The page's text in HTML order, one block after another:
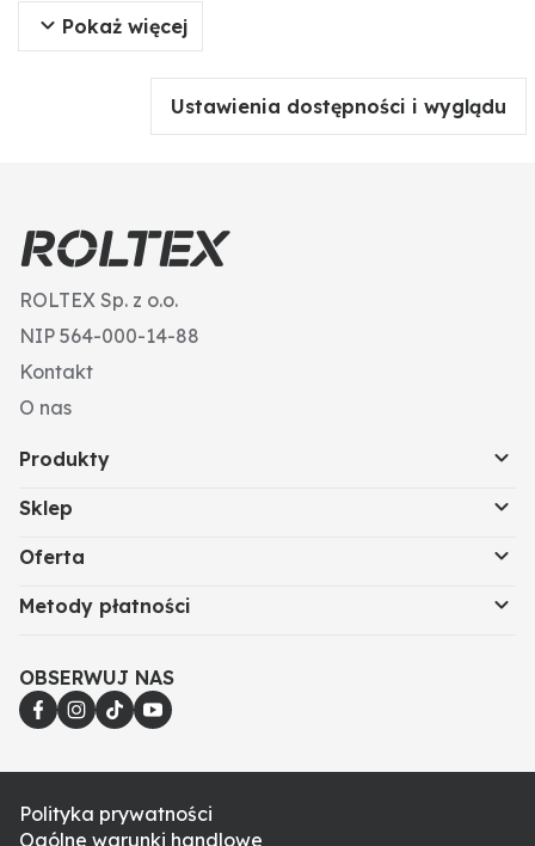
Typ dyszy: Dysza do płynnych nawozów 5 otworów
Pokaż więcej
Ustawienia dostępności i wyglądu
ROLTEX Sp. z o.o.
NIP 564-000-14-88
Kontakt
O nas
Produkty
Sklep
Oferta
Metody płatności
OBSERWUJ NAS
Polityka prywatności
Ogólne warunki handlowe